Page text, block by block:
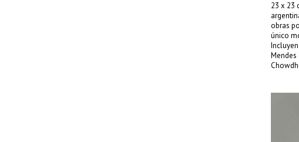
23 x 23
obras
único
Mendes